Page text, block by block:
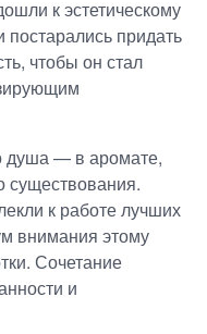
к эстетическому
придать
чтобы он стал
душа — в аромате,
существования.
к работе лучших
внимания этому
Сочетание
и